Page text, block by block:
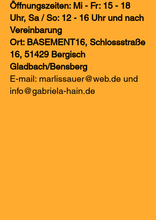
Öffnungszeiten: Mi - Fr: 15 - 18
Uhr, Sa / So: 12 - 16 Uhr und nach
Vereinbarung
Ort: BASEMENT16, Schlossstraße
16, 51429 Bergisch
Gladbach/Bensberg
E-mail: marlissauer@web.de und
info@gabriela-hain.de